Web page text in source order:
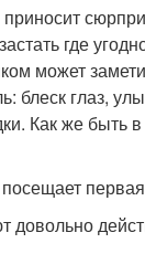
где
может
блеск глаз,
Как же быть
довольно